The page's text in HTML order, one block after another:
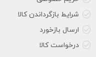
شرایط بازگرداندن کالا
ارسال بازخورد
درخواست کالا